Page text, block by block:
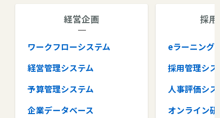
経営企画
ワークフローシステム
経営管理システム
予算管理システム
企業データベース
採
eラーニング
採用管理シス
人事評価シ
オンライン研